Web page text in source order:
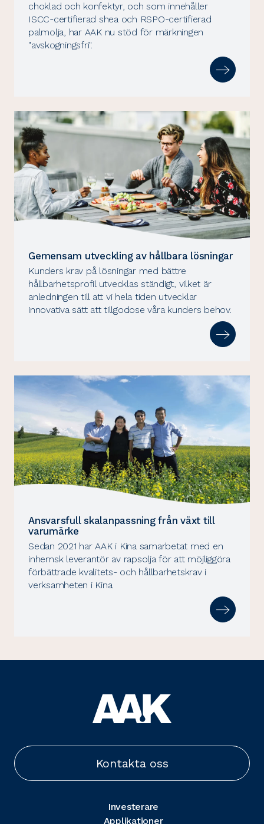
choklad och konfektyr, och som innehåller
ISCC-certifierad shea och RSPO-certifierad
palmolja, har AAK nu stöd för märkningen
"avskogningsfri".
Gemensam utveckling av hållbara lösningar
Kunders krav på lösningar med bättre
hållbarhetsprofil utvecklas ständigt, vilket är
anledningen till att vi hela tiden utvecklar
innovativa sätt att tillgodose våra kunders behov.
Ansvarsfull skalanpassning från växt till
varumärke
Sedan 2021 har AAK i Kina samarbetat med en
inhemsk leverantör av rapsolja för att möjliggöra
förbättrade kvalitets- och hållbarhetskrav i
verksamheten i Kina.
Kontakta oss
Investerare
Applikationer